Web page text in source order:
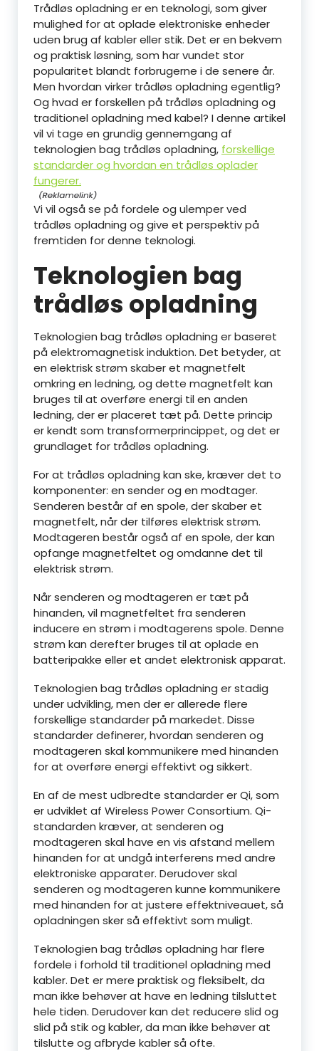
Trådløs opladning er en teknologi, som giver
mulighed for at oplade elektroniske enheder
uden brug af kabler eller stik. Det er en bekvem
og praktisk løsning, som har vundet stor
popularitet blandt forbrugerne i de senere år.
Men hvordan virker trådløs opladning egentlig?
Og hvad er forskellen på trådløs opladning og
traditionel opladning med kabel? I denne artikel
vil vi tage en grundig gennemgang af
teknologien bag trådløs opladning, forskellige
standarder og hvordan en trådløs oplader
fungerer.
Vi vil også se på fordele og ulemper ved
trådløs opladning og give et perspektiv på
fremtiden for denne teknologi.
Teknologien bag
trådløs opladning
Teknologien bag trådløs opladning er baseret
på elektromagnetisk induktion. Det betyder, at
en elektrisk strøm skaber et magnetfelt
omkring en ledning, og dette magnetfelt kan
bruges til at overføre energi til en anden
ledning, der er placeret tæt på. Dette princip
er kendt som transformerprincippet, og det er
grundlaget for trådløs opladning.
For at trådløs opladning kan ske, kræver det to
komponenter: en sender og en modtager.
Senderen består af en spole, der skaber et
magnetfelt, når der tilføres elektrisk strøm.
Modtageren består også af en spole, der kan
opfange magnetfeltet og omdanne det til
elektrisk strøm.
Når senderen og modtageren er tæt på
hinanden, vil magnetfeltet fra senderen
inducere en strøm i modtagerens spole. Denne
strøm kan derefter bruges til at oplade en
batteripakke eller et andet elektronisk apparat.
Teknologien bag trådløs opladning er stadig
under udvikling, men der er allerede flere
forskellige standarder på markedet. Disse
standarder definerer, hvordan senderen og
modtageren skal kommunikere med hinanden
for at overføre energi effektivt og sikkert.
En af de mest udbredte standarder er Qi, som
er udviklet af Wireless Power Consortium. Qi-
standarden kræver, at senderen og
modtageren skal have en vis afstand mellem
hinanden for at undgå interferens med andre
elektroniske apparater. Derudover skal
senderen og modtageren kunne kommunikere
med hinanden for at justere effektniveauet, så
opladningen sker så effektivt som muligt.
Teknologien bag trådløs opladning har flere
fordele i forhold til traditionel opladning med
kabler. Det er mere praktisk og fleksibelt, da
man ikke behøver at have en ledning tilsluttet
hele tiden. Derudover kan det reducere slid og
slid på stik og kabler, da man ikke behøver at
tilslutte og afbryde kabler så ofte.